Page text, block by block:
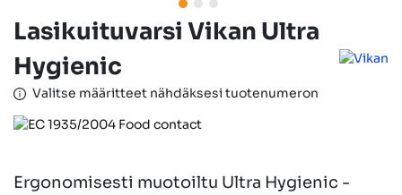
Lasikuituvarsi Vikan Ultra
Hygienic
Valitse määritteet nähdäksesi tuotenumeron
Ergonomisesti muotoiltu Ultra Hygienic -